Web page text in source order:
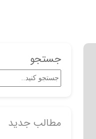
جستجو
مطالب جدید